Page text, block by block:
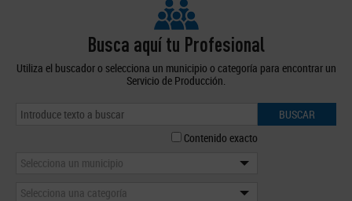
Busca aquí tu Profesional
Utiliza el buscador o selecciona un municipio o categoría para encontrar un
Servicio de Producción.
BUSCAR
Contenido exacto
Selecciona un municipio
Selecciona una categoría